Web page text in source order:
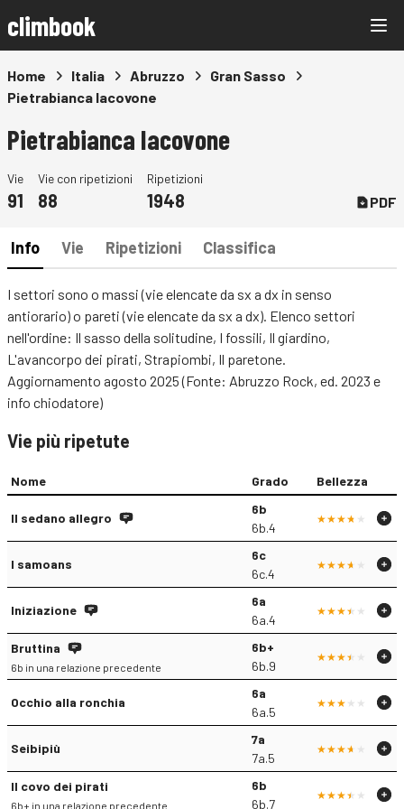
climbook
Home Italia Abruzzo
Gran Sasso
Pietrabianca Iacovone
Pietrabianca Iacovone
Vie
91
Vie con ripetizioni
88
Ripetizioni
1948 PDF
Info Vie Ripetizioni Classifica
I settori sono o massi (vie elencate da sx a dx in senso
antiorario) o pareti (vie elencate da sx a dx). Elenco settori
nell'ordine: Il sasso della solitudine, I fossili, Il giardino,
L'avancorpo dei pirati, Strapiombi, Il paretone.
Aggiornamento agosto 2025 (Fonte: Abruzzo Rock, ed. 2023 e
info chiodatore)
Vie più ripetute
Nome Grado Bellezza
Il sedano allegro
6b
6b.4
I samoans
6c
6c.4
Iniziazione
6a
6a.4
Bruttina
6b in una relazione precedente
6b+
6b.9
Occhio alla ronchia
6a
6a.5
Seibipiù
7a
7a.5
Il covo dei pirati
6b+ in una relazione precedente
6b
6b.7